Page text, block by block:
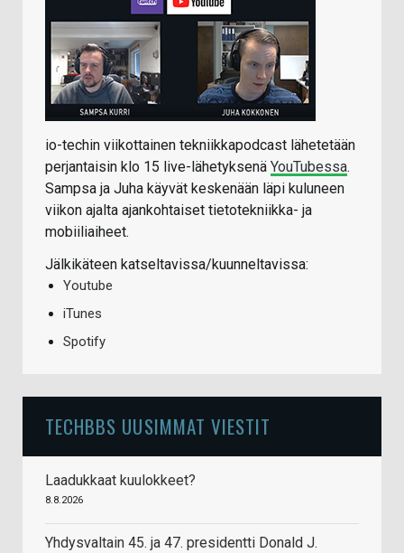
io-techin viikottainen tekniikkapodcast lähetetään
perjantaisin klo 15 live-lähetyksenä YouTubessa.
Sampsa ja Juha käyvät keskenään läpi kuluneen
viikon ajalta ajankohtaiset tietotekniikka- ja
mobiiliaiheet.
Jälkikäteen katseltavissa/kuunneltavissa:
Youtube
iTunes
Spotify
TECHBBS UUSIMMAT VIESTIT
Laadukkaat kuulokkeet?
8.8.2026
Yhdysvaltain 45. ja 47. presidentti Donald J.